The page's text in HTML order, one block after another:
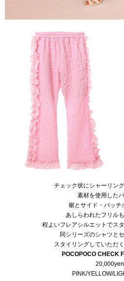
チェック状にシャーリン
素材を使用したパ
裾とサイド・パッチ
あしらわれたフリルも
程よいフレアシルエットでス
同シリーズのシャツと
スタイリングしていただ
POCOPOCO CHECK
20,000yen
PINK/YELLOW/